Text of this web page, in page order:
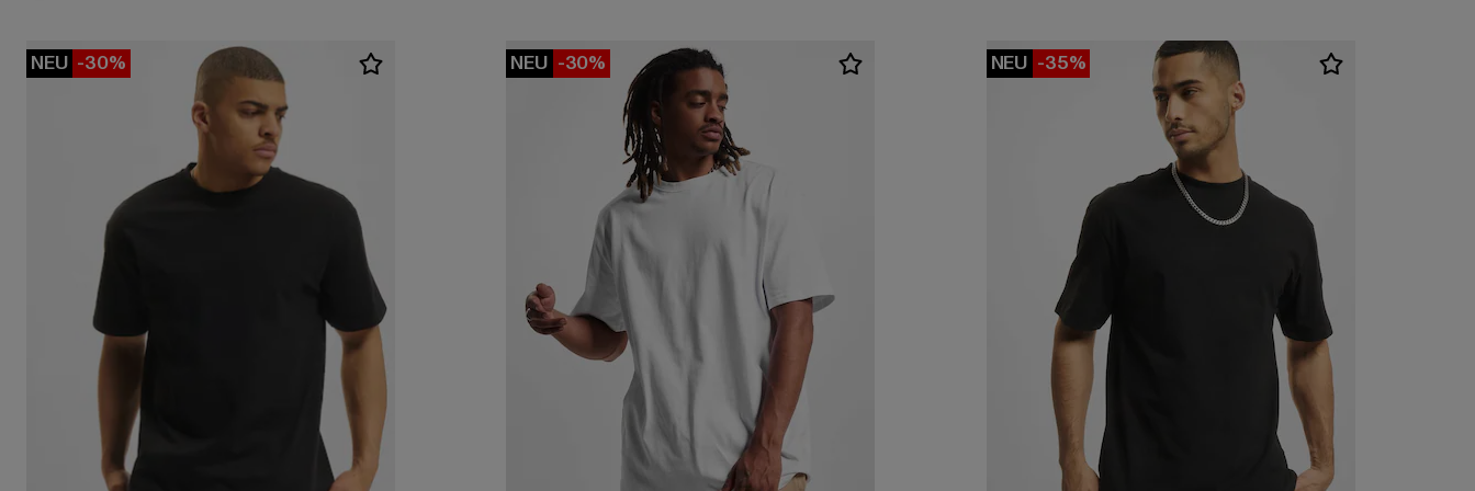
NEU -30% NEU -30% NEU -35%